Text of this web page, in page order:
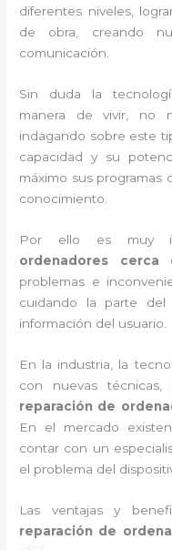
diferentes niveles,
de obra, creando
comunicación.
Sin duda la
manera de vivir, no
indagando sobre este
capacidad y su
máximo sus programas
conocimiento.
Por ello es muy
ordenadores
problemas e
cuidando la parte del
información del usuario.
En la industria, la
con nuevas
reparación de
En el mercado
contar con un
el problema del
Las ventajas y
reparación de